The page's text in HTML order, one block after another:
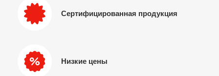
Сертифицированная продукция
Низкие цены